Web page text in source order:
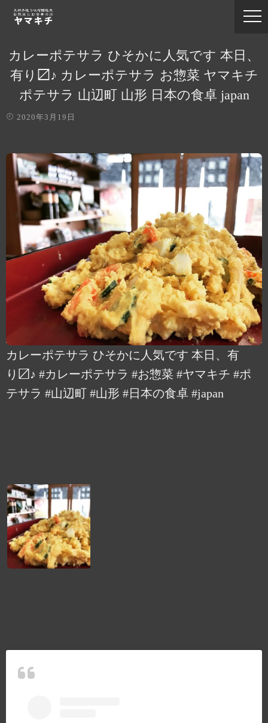
カレーポテサラ ひそかに人気です 本日、
有り〼♪ カレーポテサラ お惣菜 ヤマキチ
ポテサラ 山辺町 山形 日本の食卓 japan
2020年3月19日
カレーポテサラ ひそかに人気です 本日、有
り〼♪ #カレーポテサラ #お惣菜 #ヤマキチ #ポ
テサラ #山辺町 #山形 #日本の食卓 #japan